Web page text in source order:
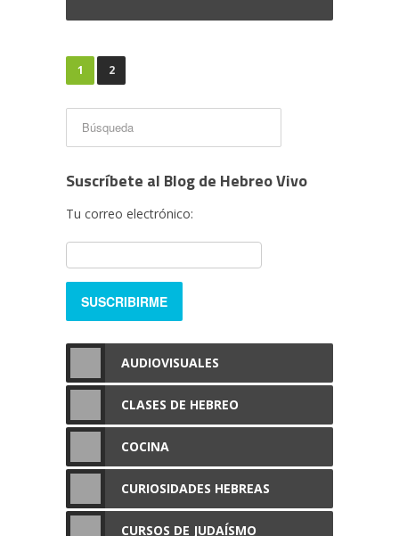
1 2
Suscríbete al Blog de Hebreo Vivo
Tu correo electrónico:
AUDIOVISUALES
CLASES DE HEBREO
COCINA
CURIOSIDADES HEBREAS
CURSOS DE JUDAÍSMO